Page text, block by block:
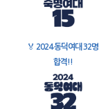
🏅 2024 동덕여대 32명
합격!!